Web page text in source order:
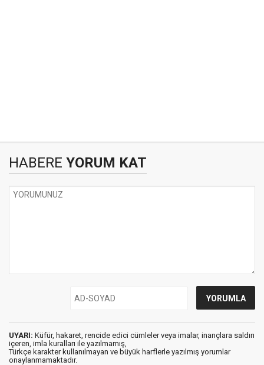
HABERE YORUM KAT
UYARI: Küfür, hakaret, rencide edici cümleler veya imalar, inançlara saldırı
içeren, imla kuralları ile yazılmamış,
Türkçe karakter kullanılmayan ve büyük harflerle yazılmış yorumlar
onaylanmamaktadır.